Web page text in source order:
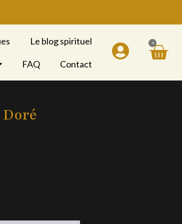
Le blog spirituel
FAQ Contact
0